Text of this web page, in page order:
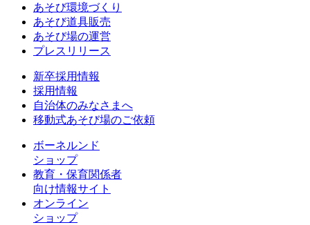
あそび環境づくり
あそび道具販売
あそび場の運営
プレスリリース
新卒採用情報
採用情報
自治体のみなさまへ
移動式あそび場のご依頼
ボーネルンド
ショップ
教育・保育関係者
向け情報サイト
オンライン
ショップ